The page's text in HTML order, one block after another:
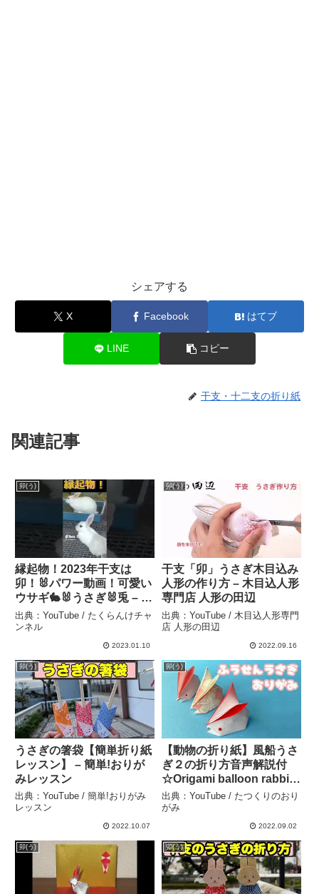
シェアする
X Facebook はてブ
LINE コピー
干支・十二支の折り紙
関連記事
卯(う)
縁起物！2023年干支は
卯！🐰パワー動画！可愛い
ウサギ🐇🐰うさぎ🐰兎 – た
くらんけチャンネル
出典：YouTube / たくらんけチャ
ンネル
2023.01.10
卯(う)
干支「卯」うさぎ木目込み
人形の作り方 – 木目込人形
専門店 人形の田辺
出典：YouTube / 木目込人形専門
店 人形の田辺
2022.09.16
卯(う)
うさぎの箸袋【簡単折り紙
レッスン】 – 簡単!おりが
みレッスン
出典：YouTube / 簡単!おりがみ
レッスン
2022.10.07
卯(う)
【動物の折り紙】風船うさ
ぎ２の折り方音声解説付
☆Origami balloon rabbit2
tutorial/お月見/卯年/たつく
り – たつくりのおりがみ
出典：YouTube / たつくりのおり
がみ
2022.09.02
卯(う) 卯(う)